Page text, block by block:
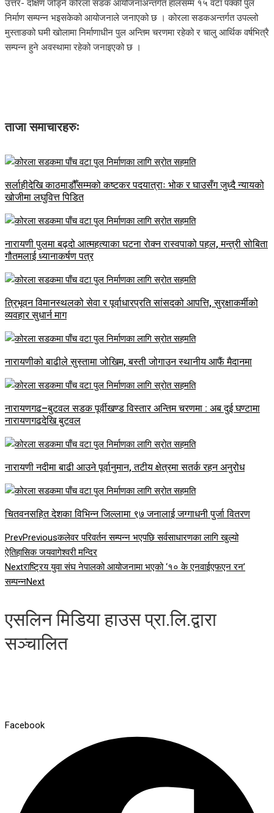
उत्तर- दक्षिण जोड्ने कोरला सडक आयोजनाअन्तर्गत हालसम्म १५ वटा पक्की पुल
निर्माण सम्पन्न भइसकेको आयोजनाले जनाएको छ । कोरला सडकअन्तर्गत उपल्लो
मुस्ताङको घमी खोलामा निर्माणाधीन पुल अन्तिम चरणमा रहेको र चालु आर्थिक वर्षभित्रै
सम्पन्न हुने अवस्थामा रहेको जनाइएको छ ।
ताजा समाचारहरुः
सर्लाहीदेखि काठमाडौँसम्मको कष्टकर पदयात्राः भोक र घाउसँग जुध्दै न्यायको
खोजीमा लघुवित्त पिडित
नारायणी पुलमा बढ्दो आत्महत्याका घटना रोक्न रास्वपाको पहल, मन्त्री सोबिता
गौतमलाई ध्यानाकर्षण पत्र
त्रिभूवन विमानस्थलको सेवा र पूर्वाधारप्रति सांसदको आपत्ति, सुरक्षाकर्मीको
व्यवहार सुधार्न माग
नारायणीको बाढीले सुस्तामा जोखिम, बस्ती जोगाउन स्थानीय आफैं मैदानमा
नारायणगढ–बुटवल सडक पूर्वीखण्ड विस्तार अन्तिम चरणमा : अब दुई घण्टामा
नारायणगढदेखि बुटवल
नारायणी नदीमा बाढी आउने पूर्वानुमान, तटीय क्षेत्रमा सतर्क रहन अनुरोध
चितवनसहित देशका विभिन्न जिल्लामा ९७ जनालाई जग्गाधनी पुर्जा वितरण
PrevPreviousकलेवर परिवर्तन सम्पन्न भएपछि सर्वसाधारणका लागि खुल्यो
ऐतिहासिक जयवागेश्वरी मन्दिर
Nextराष्ट्रिय युवा संघ नेपालको आयोजनामा भएको ‘१० के एनवाईएफएन रन’
सम्पन्नNext
एसलिन मिडिया हाउस प्रा.लि.द्वारा
सञ्चालित
Facebook